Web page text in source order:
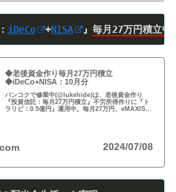
iDeCo +NISA 』 毎月27万円積立中
◆老後資金作り毎月27万円積立
◆iDeCo+NISA：10月分
バンコクで修業中(@lukehide)は、老後資金作り
『投資信託：毎月27万円積立』不労所得作りに『ト
ラリピ：0.5億円』運用中。毎月27万円、eMAXIS
2024/07/08